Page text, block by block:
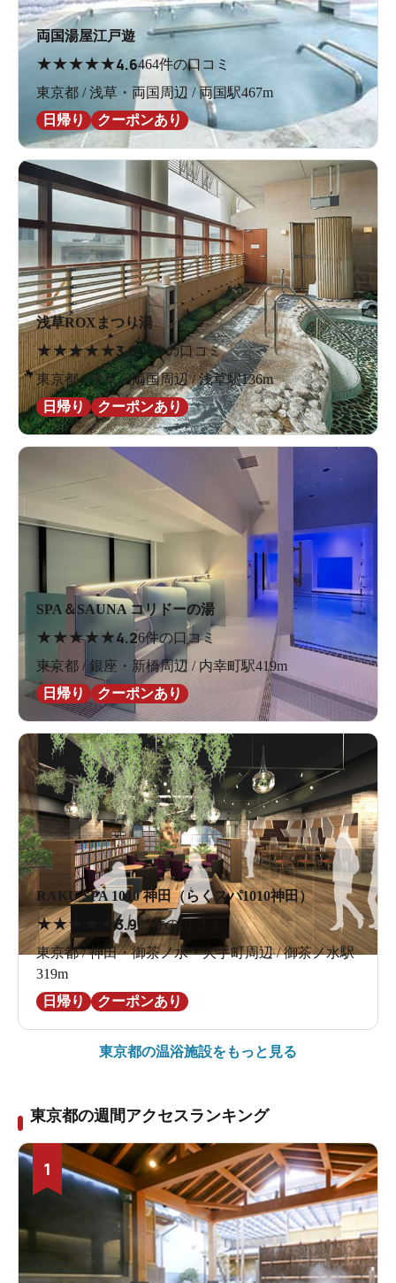
両国湯屋江戸遊
★★★★★4.6464件の口コミ
東京都 / 浅草・両国周辺 / 両国駅467m
日帰り
クーポンあり
浅草ROXまつり湯
★★★★★3.661件の口コミ
東京都 / 浅草・両国周辺 / 浅草駅136m
日帰り
クーポンあり
SPA＆SAUNA コリドーの湯
★ ★★★★4.26件の口コミ
東京都 / 銀座・新橋周辺 / 内幸町駅419m
日帰り
クーポンあり
RAKU SPA 1010 神田（らくスパ1010神田）
★★★ ★3.995件の口コミ
東京都 / 神田・御茶ノ水・大手町周辺 / 御茶ノ水駅
319m
日帰り
クーポンあり
東京都の温浴施設をもっと見る
東京都の週間アクセスランキング
1